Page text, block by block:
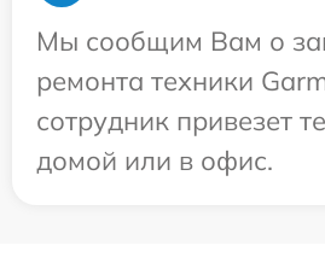
Мы сообщим Вам о
ремонта техники
сотрудник привезет
домой или в офис.